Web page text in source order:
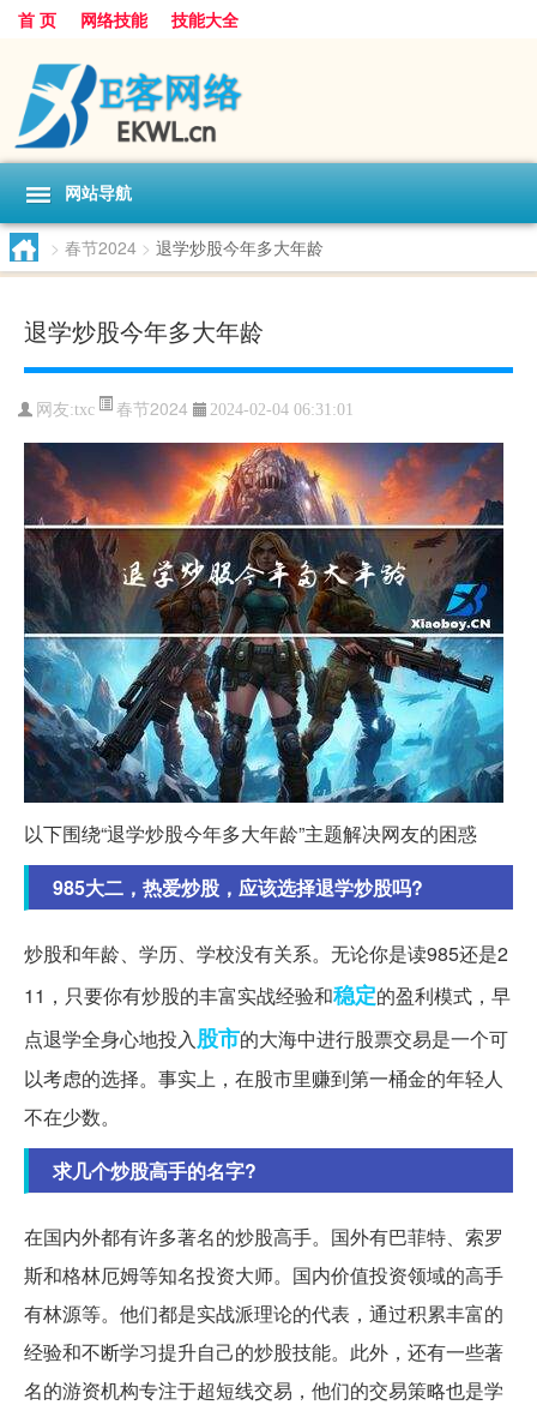
首 页 网络技能 技能大全
网站导航
> 春节2024 > 退学炒股今年多大年龄
退学炒股今年多大年龄
网友:txc 春节2024 2024-02-04 06:31:01
以下围绕“退学炒股今年多大年龄”主题解决网友的困惑
985大二，热爱炒股，应该选择退学炒股吗?
炒股和年龄、学历、学校没有关系。无论你是读985还是2
11，只要你有炒股的丰富实战经验和稳定的盈利模式，早
点退学全身心地投入股市的大海中进行股票交易是一个可
以考虑的选择。事实上，在股市里赚到第一桶金的年轻人
不在少数。
求几个炒股高手的名字?
在国内外都有许多著名的炒股高手。国外有巴菲特、索罗
斯和格林厄姆等知名投资大师。国内价值投资领域的高手
有林源等。他们都是实战派理论的代表，通过积累丰富的
经验和不断学习提升自己的炒股技能。此外，还有一些著
名的游资机构专注于超短线交易，他们的交易策略也是学